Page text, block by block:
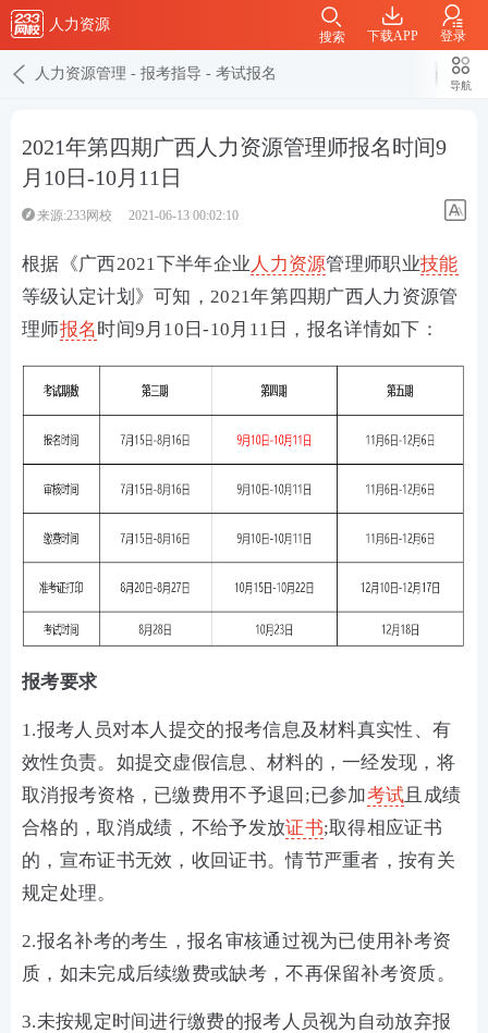
人力资源
下载APP 登录
搜索
人力资源管理 - 报考指导 - 考试报名
导航
2021年第四期广西人力资源管理师报名时间9
月10日-10月11日
来源:233网校 2021-06-13 00:02:10
根据《广西2021下半年企业 人力资源管理师职业技能
等级认定计划》可知，2021年第四期广西人力资源管
理师报名时间9月10日-10月11日，报名详情如下：
报考要求
1.报考人员对本人提交的报考信息及材料真实性、有
效性负责。如提交虚假信息、材料的，一经发现，将
取消报考资格，已缴费用不予退回;已参加考试 且成绩
合格的，取消成绩，不给予发放证书;取得相应证书
的，宣布证书无效，收回证书。情节严重者，按有关
规定处理。
2.报名补考的考生，报名审核通过视为已使用补考资
质，如未完成后续缴费或缺考，不再保留补考资质。
3.未按规定时间进行缴费的报考人员视为自动放弃报